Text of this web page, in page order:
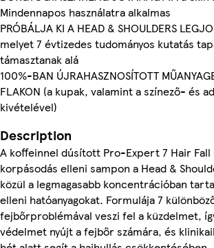
Mindennapos használatra alkalmas
PRÓBÁLJA KI A HEAD & SHOULDERS
melyet 7 évtizedes tudományos kutatás
támasztanak alá
100%-BAN ÚJRAHASZNOSÍTOTT
FLAKON (a kupak, valamint a színező- és
kivételével)
Description
A koffeinnel dúsított Pro-Expert 7 Hair Fall
korpásodás elleni sampon a Head &
közül a legmagasabb koncentrációban
elleni hatóanyagokat. Formulája 7
fejbőrproblémával veszi fel a küzdelmet,
védelmet nyújt a fejbőr számára, és